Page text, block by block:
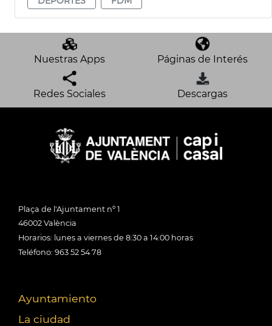
Nuestras Apps Páginas de Interés
Redes Sociales Descargas
Plaça de l'Ajuntament nº 1
46002 València
Horarios: lunes a viernes de 8:30 a 14:00 horas
Teléfono: 963 52 54 78
Ayuntamiento
La ciudad